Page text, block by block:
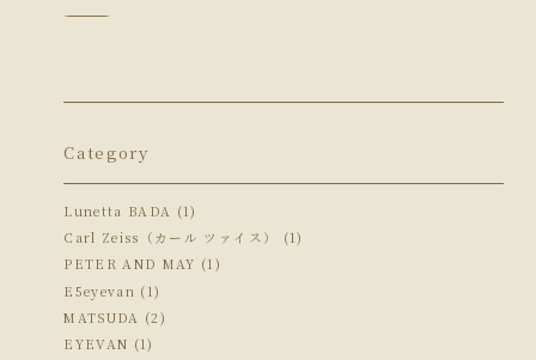
―――――――――――――――
Category
Lunetta BADA (1)
Carl Zeiss（カール ツァイス） (1)
PETER AND MAY (1)
E5eyevan (1)
MATSUDA (2)
EYEVAN (1)